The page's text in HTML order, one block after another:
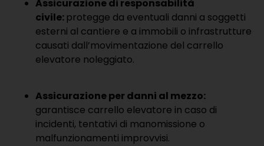
Assicurazione di responsabilità
civile: protegge da eventuali danni a soggetti
esterni al cantiere e a immobili o infrastrutture
causati dall’movimentazione del carrello
elevatore noleggiato.
Assicurazione per danni al mezzo:
garantisce carrello elevatore in caso di
incidenti, tentativi di manomissione o
malfunzionamenti improvvisi.